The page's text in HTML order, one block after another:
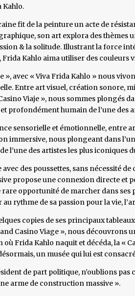
Kahlo.
fit de la peinture un acte de
son art explora des thèmes
& la solitude. Illustrant la force
Frida Kahlo aima utiliser des couleurs
», avec « Viva Frida Kahlo » nous
Entre art visuel, création sonore,
Viaje », nous sommes plongés
profondément humain de l’une des
sensorielle et émotionnelle, entre
immersive, nous plongeant dans
l’une des artistes les plus iconiques
avec des poussettes, sans nécessité
propose une connexion directe et
opportunité de marcher dans ses
rythme de sa passion pour la vie,
copies de ses principaux
Casino Viage », nous découvrons
Frida Kahlo naquit et décéda, la «
un musée qui lui est
de part politique, n’oublions
arme de construction massive ».